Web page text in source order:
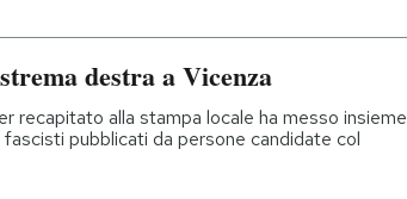
destra a Vicenza
recapitato alla stampa locale ha messo insieme
pubblicati da persone candidate col